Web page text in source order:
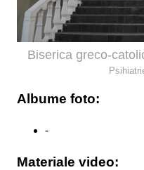
Biserica greco-
Albume foto:
-
Materiale video: